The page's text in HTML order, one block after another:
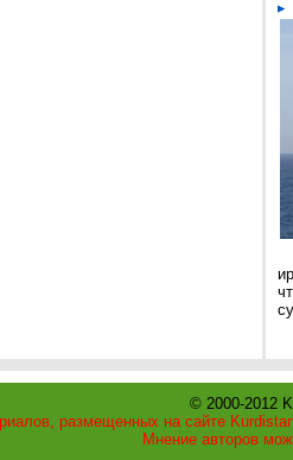
© 2000-2012
размещенных на сайте
Мнение авторов